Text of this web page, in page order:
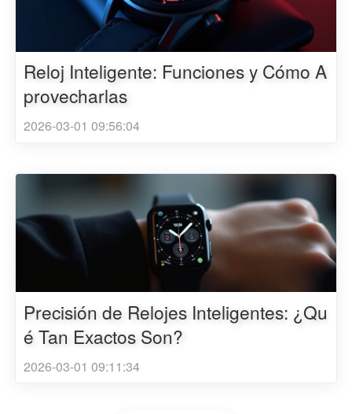
Reloj Inteligente: Funciones y Cómo A
provecharlas
2026-03-01 09:56:04
Precisión de Relojes Inteligentes: ¿Qu
é Tan Exactos Son?
2026-03-01 09:11:34